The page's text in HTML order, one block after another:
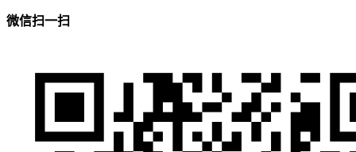
微信扫一扫